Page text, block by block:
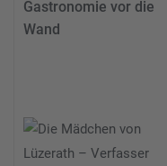
Gastronomie vor die
Wand